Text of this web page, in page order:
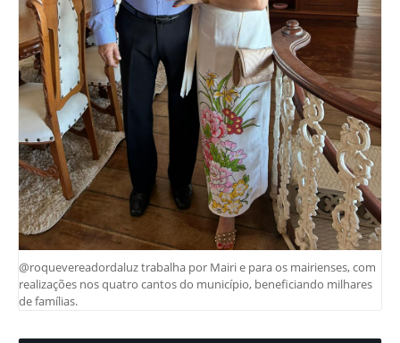
@roquevereadordaluz trabalha por Mairi e para os mairienses, com
realizações nos quatro cantos do município, beneficiando milhares
de famílias.